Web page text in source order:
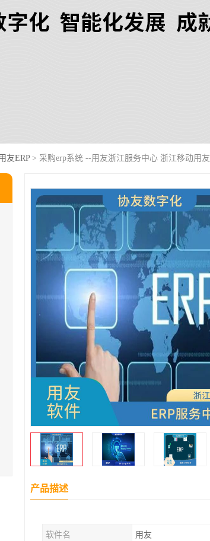
友ERP > 采购erp系统 --用友浙江服务中心 浙江移动用友
产品描述
软件名 用友